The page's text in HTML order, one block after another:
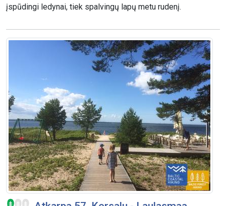
įspūdingi ledynai, tiek spalvingų lapų metu rudenį.